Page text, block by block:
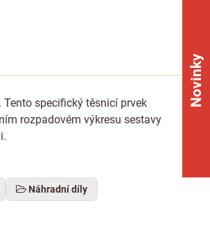
specifický těsnicí prvek
rozpadovém výkresu sestavy
Náhradní díly
Novinky